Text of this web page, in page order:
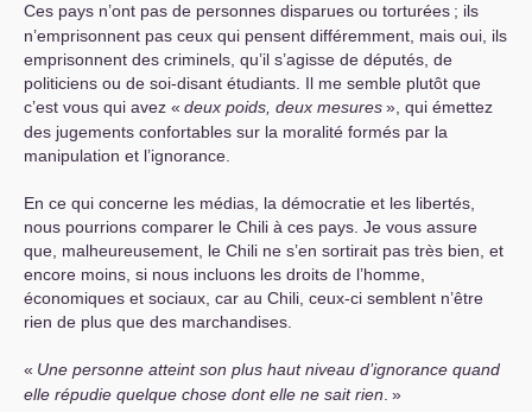
Ces pays n’ont pas de personnes disparues ou torturées ; ils
n’emprisonnent pas ceux qui pensent différemment, mais oui, ils
emprisonnent des criminels, qu’il s’agisse de députés, de
politiciens ou de soi-disant étudiants. Il me semble plutôt que
c’est vous qui avez « deux poids, deux mesures», qui émettez
des jugements confortables sur la moralité formés par la
manipulation et l’ignorance.
En ce qui concerne les médias, la démocratie et les libertés,
nous pourrions comparer le Chili à ces pays. Je vous assure
que, malheureusement, le Chili ne s’en sortirait pas très bien, et
encore moins, si nous incluons les droits de l’homme,
économiques et sociaux, car au Chili, ceux-ci semblent n’être
rien de plus que des marchandises.
« Une personne atteint son plus haut niveau d’ignorance quand
elle répudie quelque chose dont elle ne sait rien »